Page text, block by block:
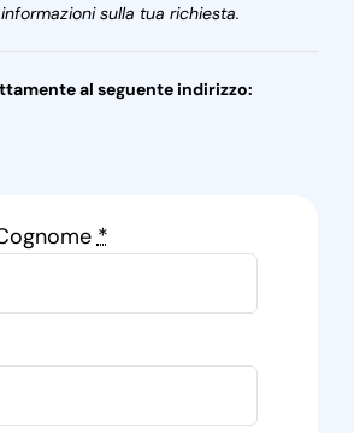
sulla tua richiesta.
al seguente indirizzo:
*